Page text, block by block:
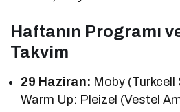
Haftanın Programı
Takvim
29 Haziran: Moby
Warm Up: Pleizel (Vestel